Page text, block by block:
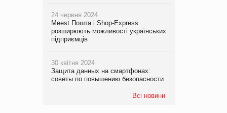
24 червня 2024
Meest Пошта і Shop-Express
розширюють можливості українських
підприємців
30 квітня 2024
Защита данных на смартфонах:
советы по повышению безопасности
Всі новини